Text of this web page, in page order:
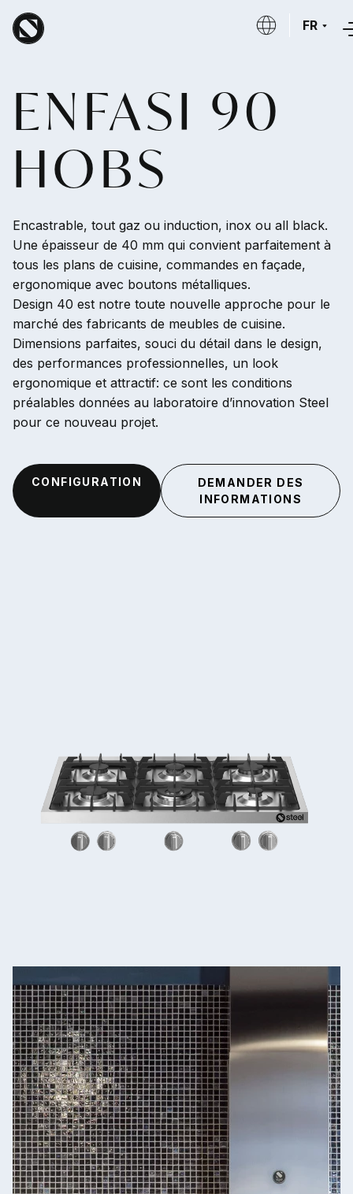
Aller au contenu principal
FR
ENFASI 90
HOBS
Encastrable, tout gaz ou induction, inox ou all black.
Une épaisseur de 40 mm qui convient parfaitement à
tous les plans de cuisine, commandes en façade,
ergonomique avec boutons métalliques.
Design 40 est notre toute nouvelle approche pour le
marché des fabricants de meubles de cuisine.
Dimensions parfaites, souci du détail dans le design,
des performances professionnelles, un look
ergonomique et attractif: ce sont les conditions
préalables données au laboratoire d’innovation Steel
pour ce nouveau projet.
CONFIGURATION
DEMANDER DES
INFORMATIONS